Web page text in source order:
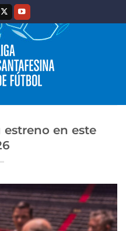
estreno en este